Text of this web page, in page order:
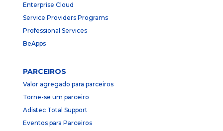
Enterprise Cloud
Service Providers Programs
Professional Services
BeApps
PARCEIROS
Valor agregado para parceiros
Torne-se um parceiro
Adistec Total Support
Eventos para Parceiros